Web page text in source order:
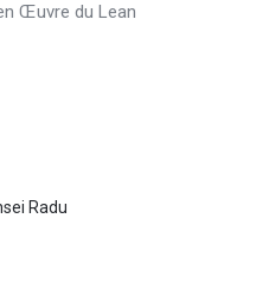
Œuvre du Lean
Radu